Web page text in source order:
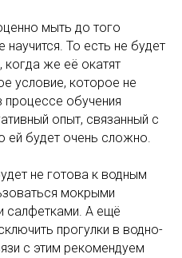
мыть до того
То есть не будет
когда же её окатят
условие, которое не
процессе обучения
опыт, связанный с
ей будет очень сложно.
не готова к водным
мокрыми
салфетками. А ещё
прогулки в водно-
с этим рекомендуем